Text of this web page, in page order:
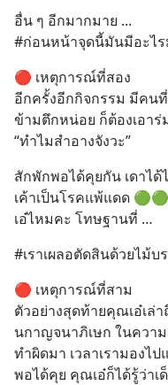
อื่น ๆ อีกมากมาย ...
#ก่อนหน้าจุดนี้มันมีอะไ
🔴 เหตุการณ์ที่สอง
อีกครั้งอีกกิจกรรม มีคน
ข้ามตึกหน่อย ก็ต้องเอา
“ทำไมสำอางจังวะ”
สักพักพอได้คุยกัน เดาไ
เค้าเป็นโรคแพ้แดด
เอ๋ไหมคะ โทษฐานที่ …
#เราเผลอตัดสินด้วยไม้บ
🔴 เหตุการณ์ที่สาม
ตัวอย่างสุดท้ายคุณเอ๋เล่
นกาญจนาภิเษก ในควา
ทำผิดมา เวลาเรามองไ
พอได้คุย คุณเอ๋ก็ได้รู้ว่าเ